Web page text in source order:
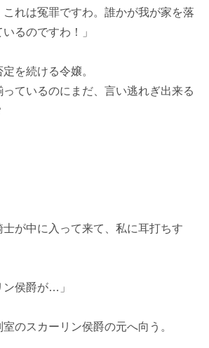
これは冤罪ですわ。誰かが我が家を落
るのですわ！」
を続ける令嬢。
ているのにまだ、言い逃れぎ出来る
が中に入って来て、私に耳打ちす
ン侯爵が…」
のスカーリン侯爵の元へ向う。